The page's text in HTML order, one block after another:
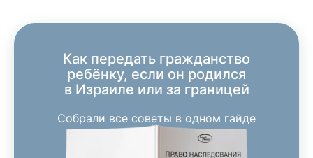
Как передать гражданство
ребёнку, если он родился
в Израиле или за границей
Собрали все советы в одном гайде